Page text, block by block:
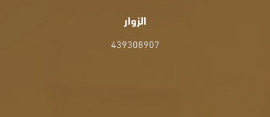
الزوار
439308907